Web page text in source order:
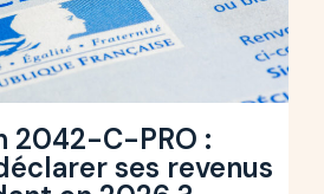
2042-C-PRO :
ses revenus